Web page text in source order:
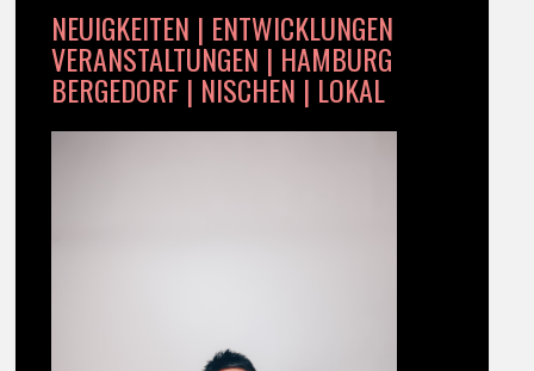
NEUIGKEITEN | ENTWICKLUNGEN
VERANSTALTUNGEN | HAMBURG
BERGEDORF | NISCHEN | LOKAL